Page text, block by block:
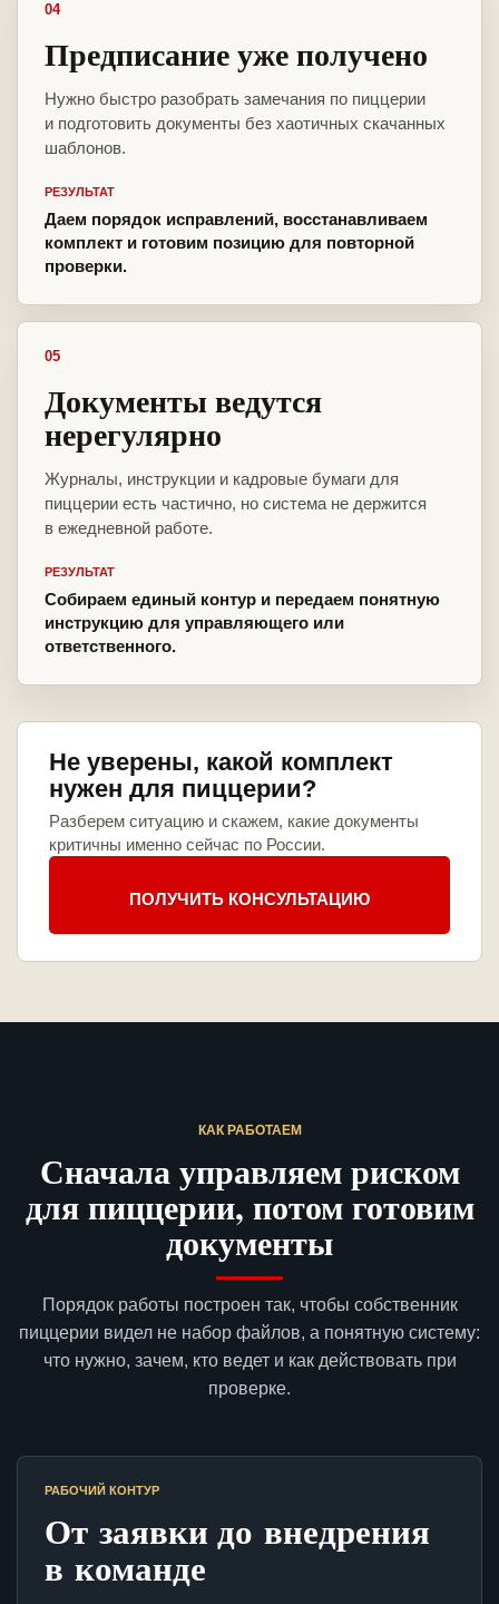
04
Предписание уже получено
Нужно быстро разобрать замечания по пиццерии
и подготовить документы без хаотичных скачанных
шаблонов.
РЕЗУЛЬТАТ
Даем порядок исправлений, восстанавливаем
комплект и готовим позицию для повторной
проверки.
05
Документы ведутся
нерегулярно
Журналы, инструкции и кадровые бумаги для
пиццерии есть частично, но система не держится
в ежедневной работе.
РЕЗУЛЬТАТ
Собираем единый контур и передаем понятную
инструкцию для управляющего или
ответственного.
Не уверены, какой комплект
нужен для пиццерии?
Разберем ситуацию и скажем, какие документы
критичны именно сейчас по России.
ПОЛУЧИТЬ КОНСУЛЬТАЦИЮ
КАК РАБОТАЕМ
Сначала управляем риском
для пиццерии, потом готовим
документы
Порядок работы построен так, чтобы собственник
пиццерии видел не набор файлов, а понятную систему:
что нужно, зачем, кто ведет и как действовать при
проверке.
РАБОЧИЙ КОНТУР
От заявки до внедрения
в команде